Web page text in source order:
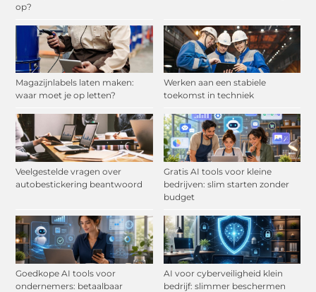
op?
Magazijnlabels laten maken:
waar moet je op letten?
Werken aan een stabiele
toekomst in techniek
Veelgestelde vragen over
autobestickering beantwoord
Gratis AI tools voor kleine
bedrijven: slim starten zonder
budget
Goedkope AI tools voor
ondernemers: betaalbaar
AI voor cyberveiligheid klein
bedrijf: slimmer beschermen